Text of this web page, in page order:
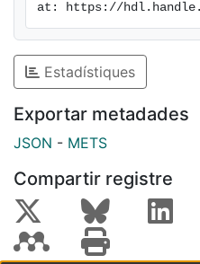
at: https://
Estadístiques
Exportar metadades
JSON - METS
Compartir registre